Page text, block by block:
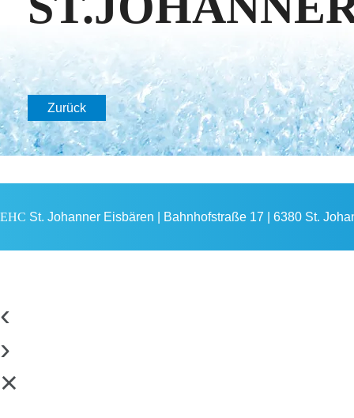
Zurück
EHC St. Johanner Eisbären | Bahnhofstraße 17 | 6380 St.
‹
›
×